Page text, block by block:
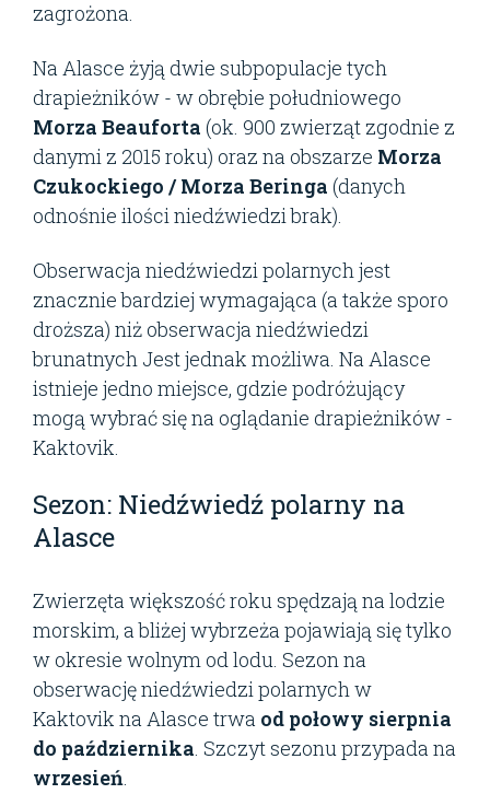
zagrożona.
Na Alasce żyją dwie subpopulacje tych
drapieżników - w obrębie południowego
Morza Beauforta (ok. 900 zwierząt zgodnie z
danymi z 2015 roku) oraz na obszarze Morza
Czukockiego / Morza Beringa (danych
odnośnie ilości niedźwiedzi brak).
Obserwacja niedźwiedzi polarnych jest
znacznie bardziej wymagająca (a także sporo
droższa) niż obserwacja niedźwiedzi
brunatnych Jest jednak możliwa. Na Alasce
istnieje jedno miejsce, gdzie podróżujący
mogą wybrać się na oglądanie drapieżników -
Kaktovik.
Sezon: Niedźwiedź polarny na
Alasce
Zwierzęta większość roku spędzają na lodzie
morskim, a bliżej wybrzeża pojawiają się tylko
w okresie wolnym od lodu. Sezon na
obserwację niedźwiedzi polarnych w
Kaktovik na Alasce trwa od połowy sierpnia
do października . Szczyt sezonu przypada na
wrzesień